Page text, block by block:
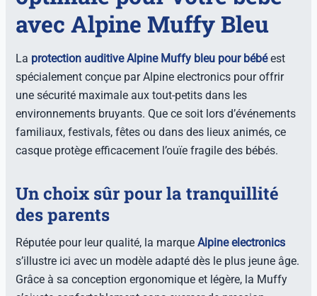
avec Alpine Muffy Bleu
La protection auditive Alpine Muffy bleu pour bébéest
spécialement conçue par Alpine electronics pour offrir
une sécurité maximale aux tout-petits dans les
environnements bruyants. Que ce soit lors d’événements
familiaux, festivals, fêtes ou dans des lieux animés, ce
casque protège efficacement l’ouïe fragile des bébés.
Un choix sûr pour la tranquillité
des parents
Réputée pour leur qualité, la marqueAlpine electronics
s’illustre ici avec un modèle adapté dès le plus jeune âge.
Grâce à sa conception ergonomique et légère, la Muffy